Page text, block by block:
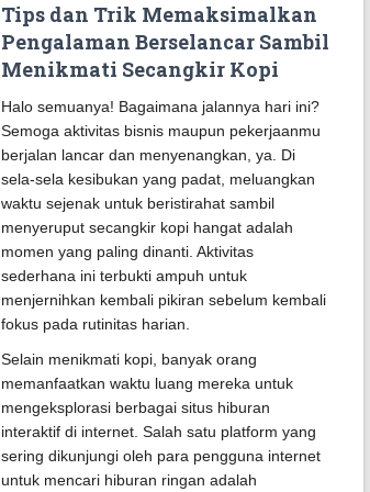
Tips dan Trik Memaksimalkan
Pengalaman Berselancar Sambil
Menikmati Secangkir Kopi
Halo semuanya! Bagaimana jalannya hari ini?
Semoga aktivitas bisnis maupun pekerjaanmu
berjalan lancar dan menyenangkan, ya. Di
sela-sela kesibukan yang padat, meluangkan
waktu sejenak untuk beristirahat sambil
menyeruput secangkir kopi hangat adalah
momen yang paling dinanti. Aktivitas
sederhana ini terbukti ampuh untuk
menjernihkan kembali pikiran sebelum kembali
fokus pada rutinitas harian.
Selain menikmati kopi, banyak orang
memanfaatkan waktu luang mereka untuk
mengeksplorasi berbagai situs hiburan
interaktif di internet. Salah satu platform yang
sering dikunjungi oleh para pengguna internet
untuk mencari hiburan ringan adalah